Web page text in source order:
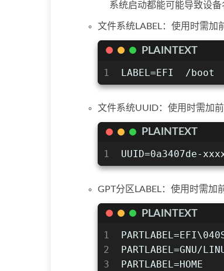
系统启动都能可能导致设
文件系统LABEL：使用时需加
PLAINTEXT
1
LABEL=EFI  /
文件系统UUID：使用时需加
PLAINTEXT
1
UUID=0a3407de-
GPT分区LABEL：使用时需加
PLAINTEXT
1
2
3